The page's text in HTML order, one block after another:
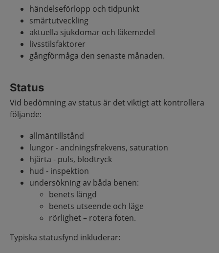
händelseförlopp och tidpunkt
smärtutveckling
aktuella sjukdomar och läkemedel
livsstilsfaktorer
gångförmåga den senaste månaden.
Status
Vid bedömning av status är det viktigt att kontrollera
följande:
allmäntillstånd
lungor - andningsfrekvens, saturation
hjärta - puls, blodtryck
hud - inspektion
undersökning av båda benen:
benets längd
benets utseende och läge
rörlighet – rotera foten.
Typiska statusfynd inkluderar: